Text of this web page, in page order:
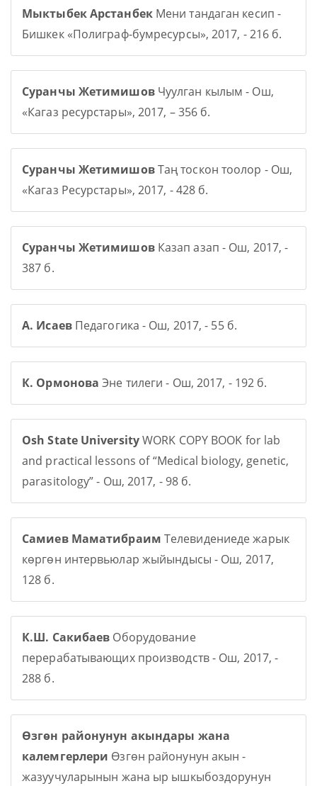
Мыктыбек АрстанбекМени тандаган кесип -
Бишкек «Полиграф-бумресурсы», 2017, - 216 б.
Суранчы ЖетимишовЧуулган кылым - Ош,
«Кагаз ресурстары», 2017, – 356 б.
Суранчы ЖетимишовТаң тоскон тоолор - Ош,
«Кагаз Ресурстары», 2017, - 428 б.
Суранчы ЖетимишовКазап азап - Ош, 2017, -
387 б.
А. ИсаевПедагогика - Ош, 2017, - 55 б.
К. Ормонова Эне тилеги - Ош, 2017, - 192 б.
Osh State UniversityWORK COPY BOOK for lab
and practical lessons of “Medical biology, genetic,
parasitology” - Ош, 2017, - 98 б.
Самиев Маматибраим Телевидениеде жарык
көргөн интервьюлар жыйындысы - Ош, 2017,
128 б.
К.Ш. Сакибаев Оборудование
перерабатывающих производств - Ош, 2017, -
288 б.
Өзгөн районунун акындары жана
калемгерлери Өзгөн районунун акын -
жазуучуларынын жана ыр ышкыбоздорунун